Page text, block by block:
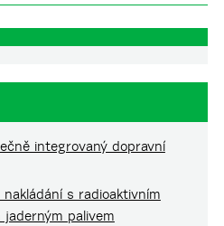
integrovaný dopravní
s radioaktivním
palivem